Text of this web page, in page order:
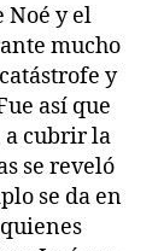
Noé y el
mucho
y
así que
a cubrir la
se reveló
se da en